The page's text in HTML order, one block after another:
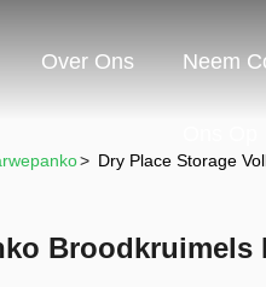
Over Ons Neem
> Dry Place Storage
Broodkruimels